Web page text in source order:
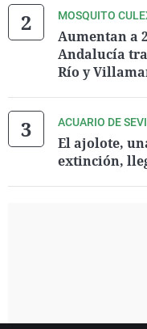
MOSQUITO
Aumentan a
Andalucía
Río y
ACUARIO DE
El ajolote,
extinción,